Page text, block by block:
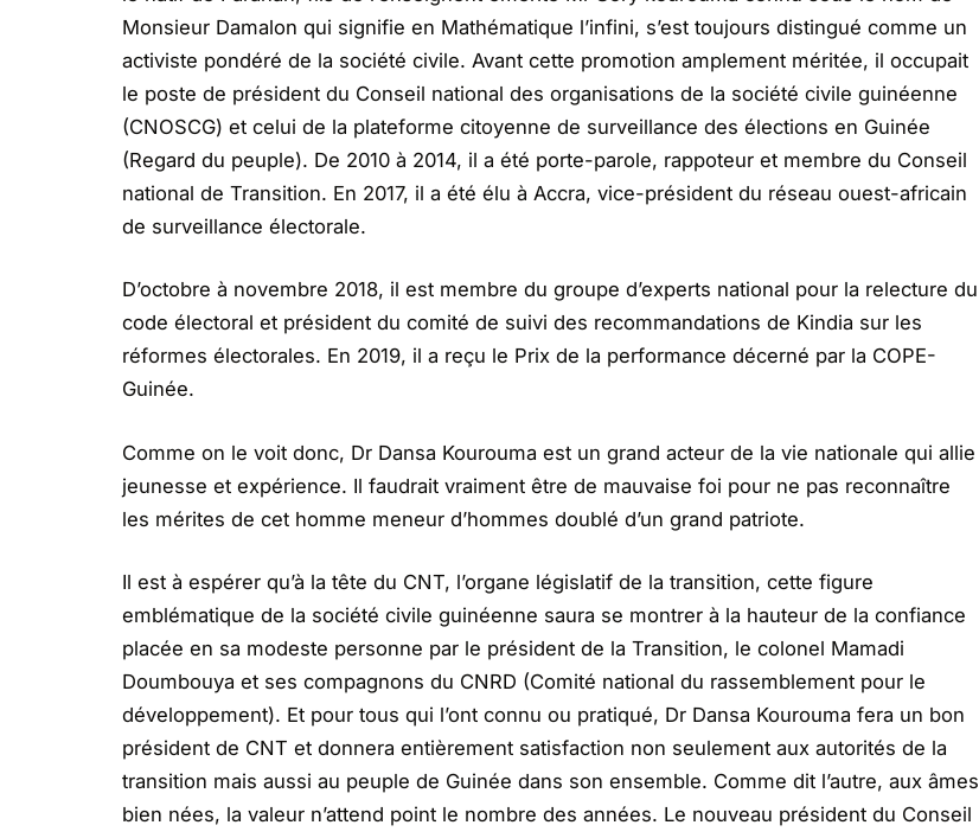
Monsieur Damalon qui signifie en Mathématique l’infini, s’est toujours distingué comme un
activiste pondéré de la société civile. Avant cette promotion amplement méritée, il occupait
le poste de président du Conseil national des organisations de la société civile guinéenne
(CNOSCG) et celui de la plateforme citoyenne de surveillance des élections en Guinée
(Regard du peuple). De 2010 à 2014, il a été porte-parole, rappoteur et membre du Conseil
national de Transition. En 2017, il a été élu à Accra, vice-président du réseau ouest-africain
de surveillance électorale.
D’octobre à novembre 2018, il est membre du groupe d’experts national pour la relecture du
code électoral et président du comité de suivi des recommandations de Kindia sur les
réformes électorales. En 2019, il a reçu le Prix de la performance décerné par la COPE-
Guinée.
Comme on le voit donc, Dr Dansa Kourouma est un grand acteur de la vie nationale qui allie
jeunesse et expérience. Il faudrait vraiment être de mauvaise foi pour ne pas reconnaître
les mérites de cet homme meneur d’hommes doublé d’un grand patriote.
Il est à espérer qu’à la tête du CNT, l’organe législatif de la transition, cette figure
emblématique de la société civile guinéenne saura se montrer à la hauteur de la confiance
placée en sa modeste personne par le président de la Transition, le colonel Mamadi
Doumbouya et ses compagnons du CNRD (Comité national du rassemblement pour le
développement). Et pour tous qui l’ont connu ou pratiqué, Dr Dansa Kourouma fera un bon
président de CNT et donnera entièrement satisfaction non seulement aux autorités de la
transition mais aussi au peuple de Guinée dans son ensemble. Comme dit l’autre, aux âmes
bien nées, la valeur n’attend point le nombre des années. Le nouveau président du Conseil